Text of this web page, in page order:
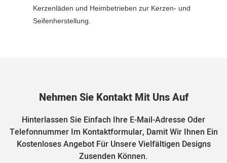
Kerzenläden und Heimbetrieben zur Kerzen- und
Seifenherstellung.
Nehmen Sie Kontakt Mit Uns Auf
Hinterlassen Sie Einfach Ihre E-Mail-Adresse Oder
Telefonnummer Im Kontaktformular, Damit Wir Ihnen Ein
Kostenloses Angebot Für Unsere Vielfältigen Designs
Zusenden Können.